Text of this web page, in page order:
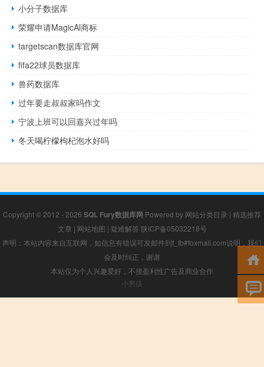
小分子数据库
荣耀申请MagicAl商标
targetscan数据库官网
fifa22球员数据库
兽药数据库
过年要走叔叔家吗作文
宁波上班可以回嘉兴过年吗
冬天喝柠檬枸杞泡水好吗
Copyright © 2012 - 2026 SQL Fury数据库网 Powered by 网站分类目录 | 精选推荐
文章 | 网站地图 | 疑难解答 陕ICP备05032218号
声明：本站内容来自互联网，如信息有错误可发邮件到f_fb#foxmail.com说明，我们
会及时纠正，谢谢
本站仅为个人兴趣爱好，不接盈利性广告及商业合作
小男孩